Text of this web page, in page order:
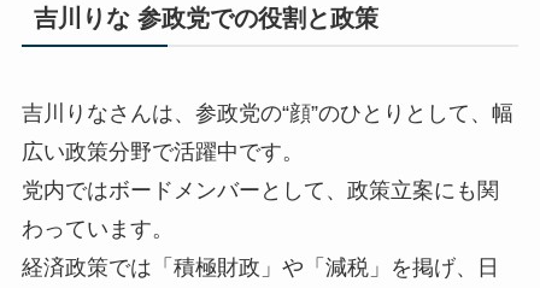
吉川りな 参政党での役割と政策
吉川りなさんは、参政党の“顔”のひとりとして、幅
広い政策分野で活躍中です。
党内ではボードメンバーとして、政策立案にも関
わっています。
経済政策では「積極財政」や「減税」を掲げ、日